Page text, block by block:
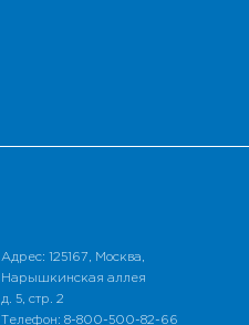
Адрес: 125167, Москва,
Нарышкинская аллея
д. 5, стр. 2
Телефон: 8-800-500-82-66